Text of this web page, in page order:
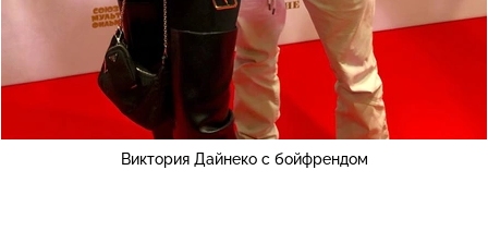
Виктория Дайнеко с бойфрендом